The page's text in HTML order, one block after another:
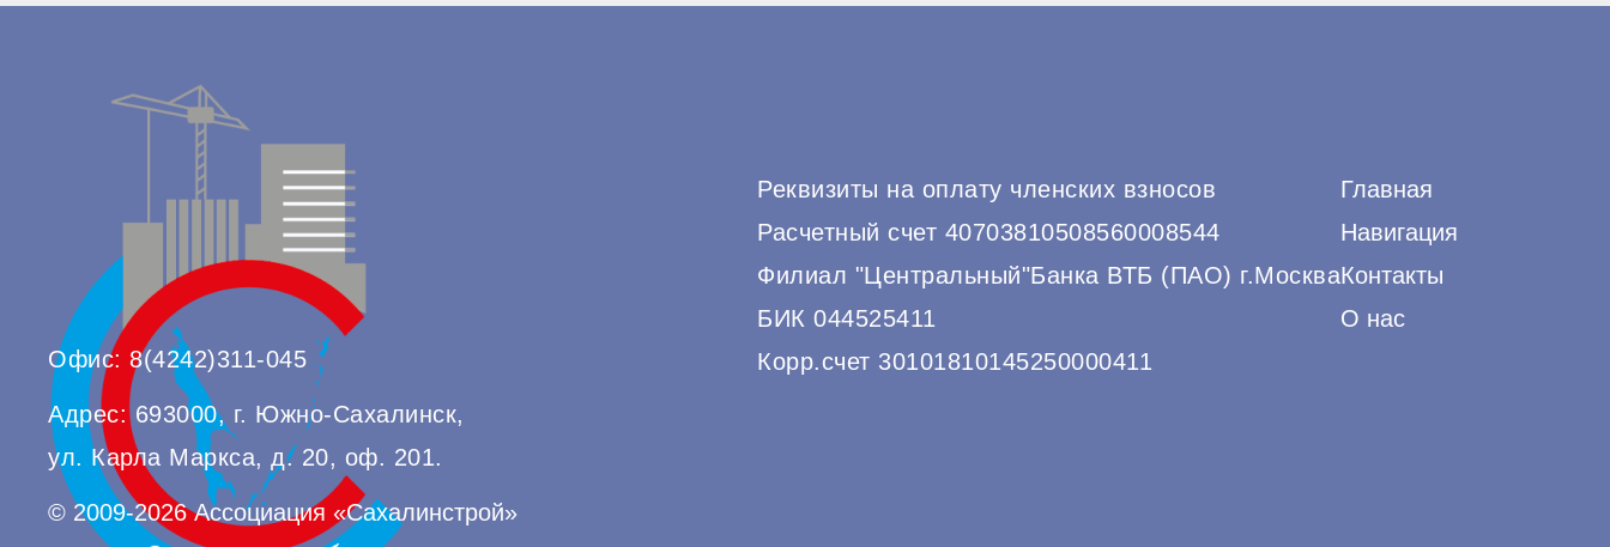
Реквизиты на оплату членских взносов
Расчетный счет 40703810508560008544
Филиал "Центральный"Банка ВТБ (ПАО) г.Москва
БИК 044525411
Корр.счет 30101810145250000411
Офис: 8(4242)311-045
Адрес: 693000, г. Южно-Сахалинск,
ул. Карла Маркса, д. 20, оф. 201.
Главная
Навигация
Контакты
О нас
© 2009-2026 Ассоциация «Сахалинстрой»